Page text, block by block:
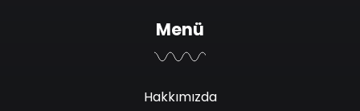
Menü
Hakkımızda